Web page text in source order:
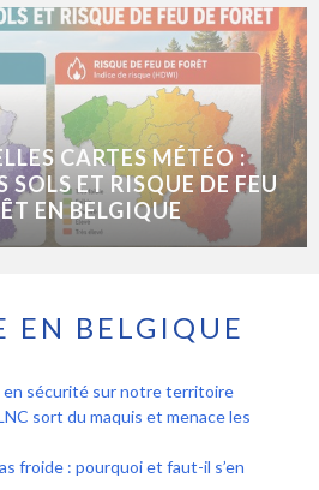
CARTES MÉTÉO :
SOLS ET RISQUE DE FEU
EN BELGIQUE
EN BELGIQUE
en sécurité sur notre territoire
sort du maquis et menace les
froide : pourquoi et faut-il s’en